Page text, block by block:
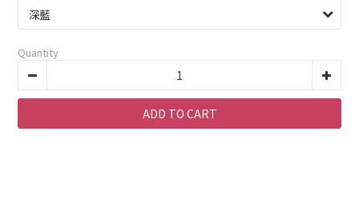
Quantity
ADD TO CART